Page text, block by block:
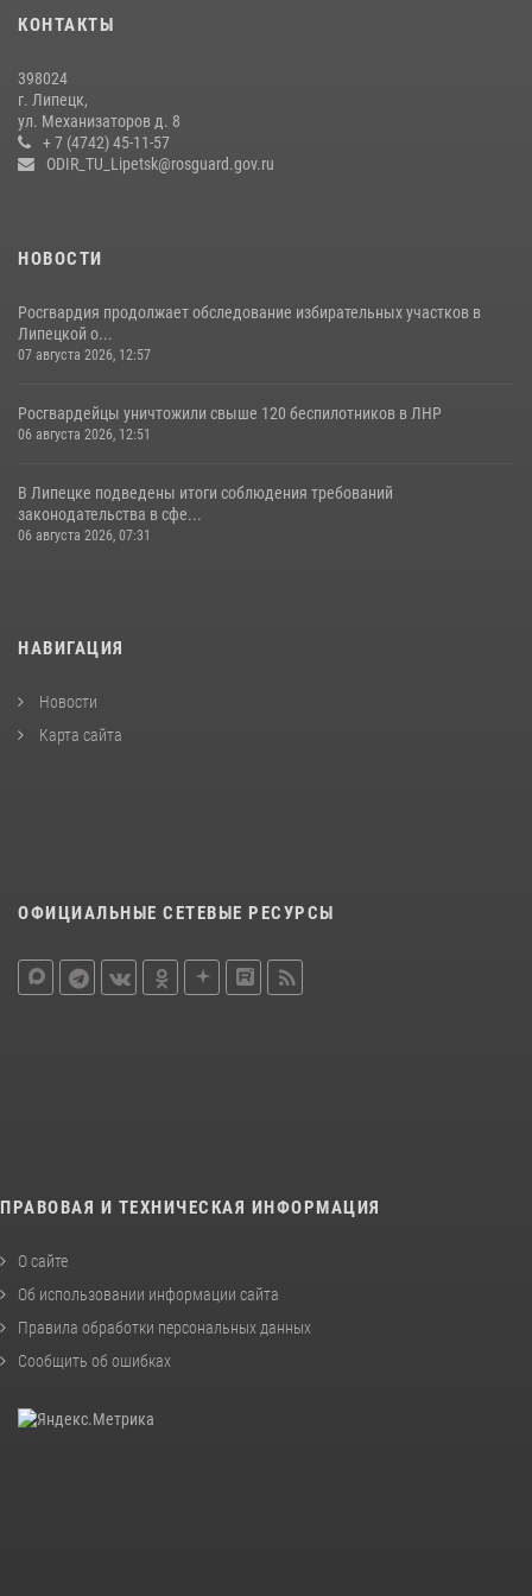
20 июля 2026, 12:22
Липецке
17 июля 2026, 12:26 5
КОНТАКТЫ
398024
г. Липецк,
ул. Механизаторов д. 8
+ 7 (4742) 45-11-57
ODIR_TU_Lipetsk@rosguard.gov.ru
НОВОСТИ
Росгвардия продолжает обследование избирательных участков в
Липецкой о...
07 августа 2026, 12:57
Росгвардейцы уничтожили свыше 120 беспилотников в ЛНР
06 августа 2026, 12:51
В Липецке подведены итоги соблюдения требований
законодательства в сфе...
06 августа 2026, 07:31
НАВИГАЦИЯ
Новости
Карта сайта
ОФИЦИАЛЬНЫЕ СЕТЕВЫЕ РЕСУРСЫ
ПРАВОВАЯ И ТЕХНИЧЕСКАЯ ИНФОРМАЦИЯ
О сайте
Об использовании информации сайта
Правила обработки персональных данных
Сообщить об ошибках